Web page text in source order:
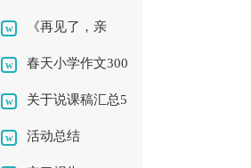
团及活动总结三篇
《再见了，亲
人》教学反思
春天小学作文300
字三篇关于说课稿汇总5
篇 活动总结